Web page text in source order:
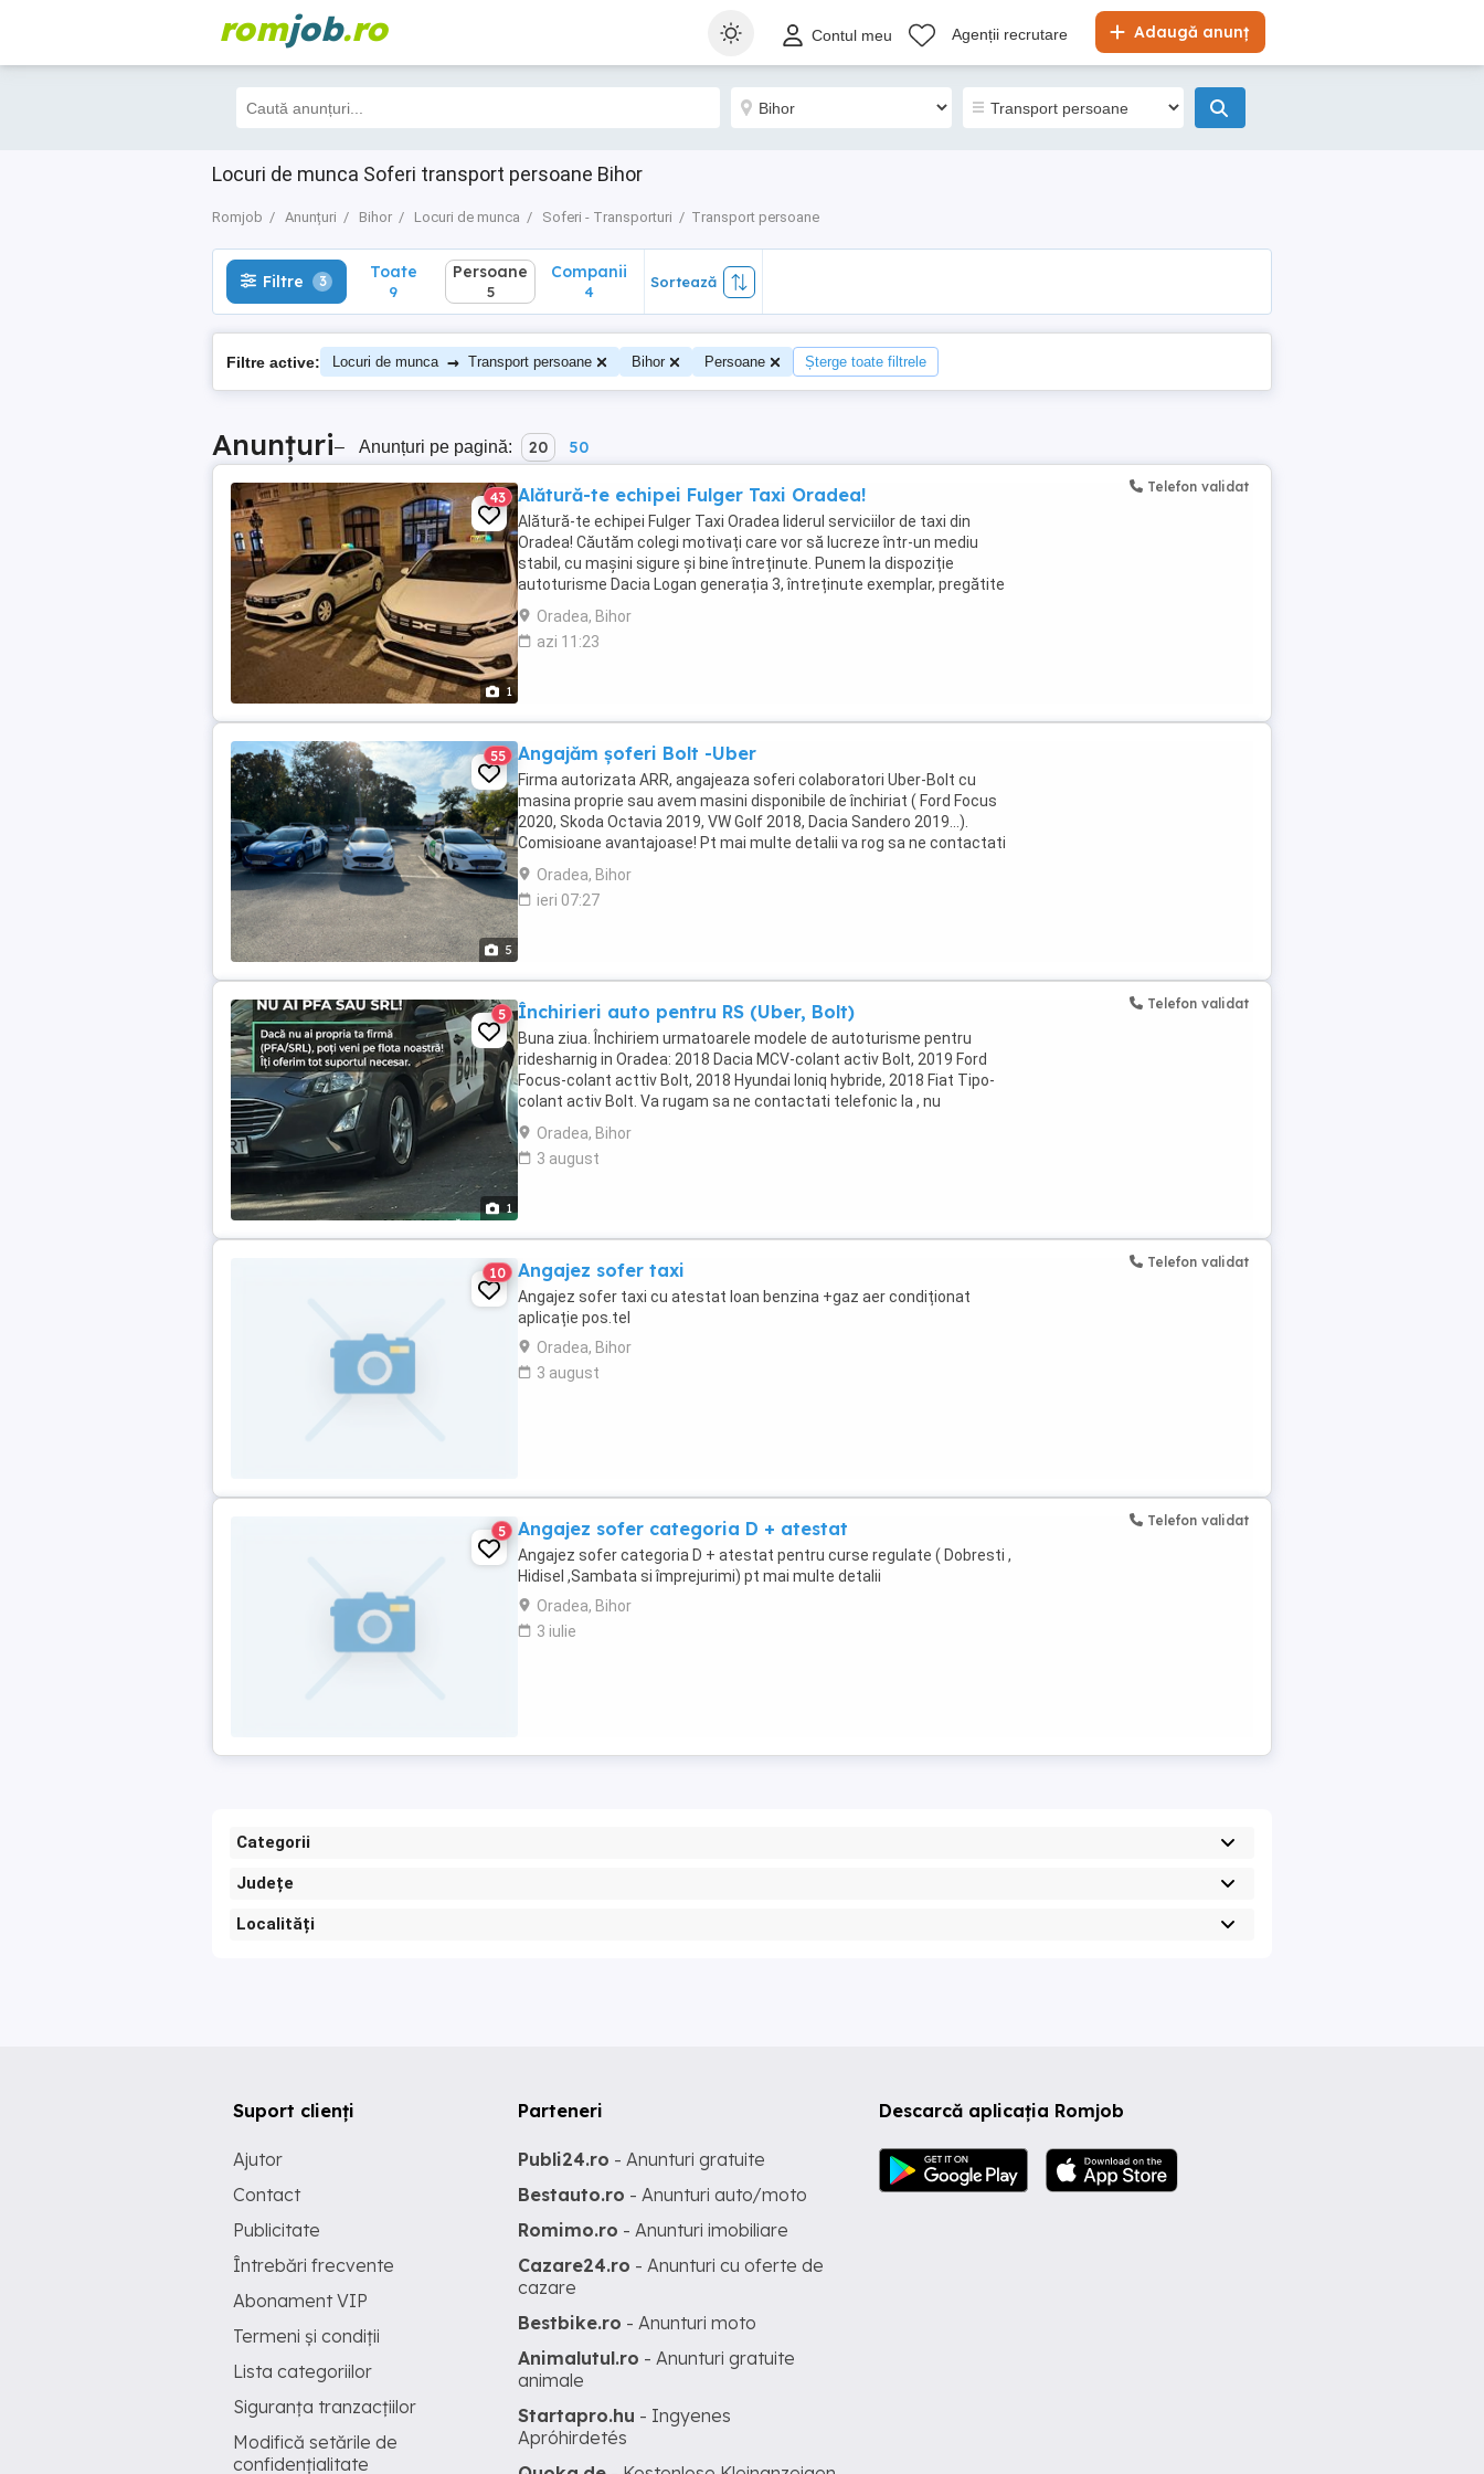
romjob.ro Adaugă anunț
Contul meu Agenții recrutare
Locuri de munca Soferi transport persoane Bihor
Romjob Anunțuri Bihor Locuri de munca Soferi - Transporturi Transport persoane
Filtre 3 Toate
9
Filtre 3 Toate
9
Persoane
5
Companii
4
Sortează
Filtre active: Locuri de munca → Transport persoane Bihor Persoane Șterge toate filtrele
Anunțuri– Anunțuri pe pagină: 20 50
1
43 Alătură-te echipei Fulger Taxi Oradea!
Alătură-te echipei Fulger Taxi Oradea liderul serviciilor de taxi din
Oradea! Căutăm colegi motivați care vor să lucreze într-un mediu
stabil, cu mașini sigure și bine întreținute. Punem la dispoziție
autoturisme Dacia Logan generația 3, întreținute exemplar, pregătite
să pornească la drum în orice ...
Oradea, Bihor
azi 11:23
Telefon validat
5
55 Angajăm șoferi Bolt -Uber
Firma autorizata ARR, angajeaza soferi colaboratori Uber-Bolt cu
masina proprie sau avem masini disponibile de închiriat ( Ford Focus
2020, Skoda Octavia 2019, VW Golf 2018, Dacia Sandero 2019...).
Comisioane avantajoase! Pt mai multe detalii va rog sa ne contactati
telefonic
Oradea, Bihor
ieri 07:27
1
5 Închirieri auto pentru RS (Uber, Bolt)
Buna ziua. Închiriem urmatoarele modele de autoturisme pentru
ridesharnig in Oradea: 2018 Dacia MCV-colant activ Bolt, 2019 Ford
Focus-colant acttiv Bolt, 2018 Hyundai Ioniq hybride, 2018 Fiat Tipo-
colant activ Bolt. Va rugam sa ne contactati telefonic la , nu
raspundem la mesaje
Oradea, Bihor
3 august
Telefon validat
10 Angajez sofer taxi
Angajez sofer taxi cu atestat loan benzina +gaz aer condiționat
aplicație pos.tel
Oradea, Bihor
3 august
Telefon validat
5 Angajez sofer categoria D + atestat
Angajez sofer categoria D + atestat pentru curse regulate ( Dobresti ,
Hidisel ,Sambata si împrejurimi) pt mai multe detalii
Oradea, Bihor
3 iulie
Telefon validat
Categorii
Județe
Localități
Descarcă aplicația Romjob
Suport clienți
Ajutor
Contact
Publicitate
Întrebări frecvente
Abonament VIP
Termeni și condiții
Lista categoriilor
Siguranța tranzacțiilor
Modifică setările de
confidențialitate
Parteneri
Publi24.ro - Anunturi gratuite
Bestauto.ro - Anunturi auto/moto
Romimo.ro - Anunturi imobiliare
Cazare24.ro - Anunturi cu oferte de
cazare
Bestbike.ro - Anunturi moto
Animalutul.ro - Anunturi gratuite
animale
Startapro.hu - Ingyenes
Apróhirdetés